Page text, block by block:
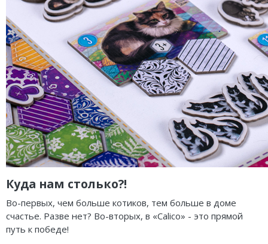
Куда нам столько?!
Во-первых, чем больше котиков, тем больше в доме
счастье. Разве нет? Во-вторых, в «Calico» - это прямой
путь к победе!
Детективные
Игры-квесты
Викторины
Для взрослых (18+)
GaGa Games
Эврикус
Банда умников
Остальные серии